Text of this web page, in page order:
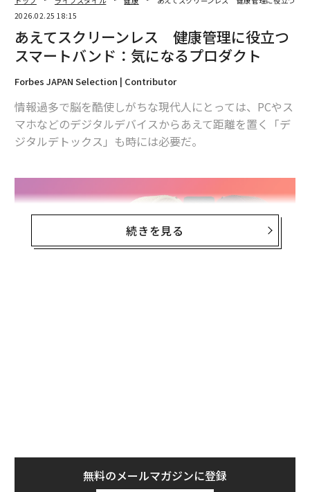
2026.02.25 18:15
あえてスクリーンレス 健康管理に役立つ
スマートバンド：気になるプロダクト
Forbes JAPAN Selection | Contributor
情報過多で脳を酷使しがちな現代人にとっては、PCやス
マホなどのデジタルデバイスからあえて距離を置く「デ
ジタルデトックス」も時には必要だ。
続きを見る
無料のメールマガジンに登録